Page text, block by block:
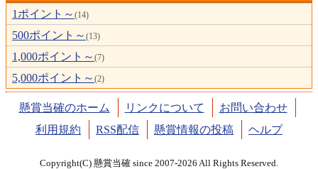
1ポイント～ (14)
500ポイント～ (13)
1,000ポイント～ (7)
5,000ポイント～ (2)
懸賞当確のホーム リンクについて
お問い合わせ
利用規約
RSS配信 懸賞情報の投稿 ヘルプ
Copyright(C) 懸賞当確 since 2007-2026 All Rights Reserved.